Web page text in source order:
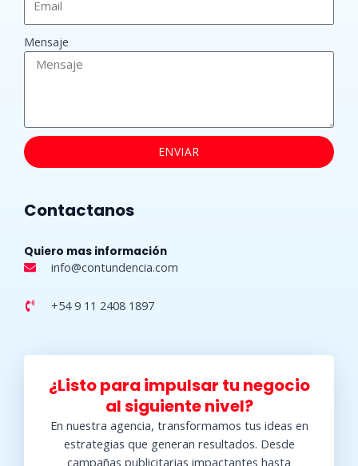
Mensaje
ENVIAR
Contactanos
Quiero mas información
info@contundencia.com​
+54 9 11 2408 1897
¿Listo para impulsar tu negocio
al siguiente nivel?
En nuestra agencia, transformamos tus ideas en
estrategias que generan resultados. Desde
campañas publicitarias impactantes hasta